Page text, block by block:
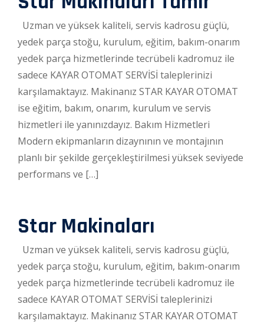
Uzman ve yüksek kaliteli, servis kadrosu güçlü,
yedek parça stoğu, kurulum, eğitim, bakım-onarım
yedek parça hizmetlerinde tecrübeli kadromuz ile
sadece KAYAR OTOMAT SERVİSİ taleplerinizi
karşılamaktayız. Makinanız STAR KAYAR OTOMAT
ise eğitim, bakım, onarım, kurulum ve servis
hizmetleri ile yanınızdayız. Bakım Hizmetleri
Modern ekipmanların dizaynının ve montajının
planlı bir şekilde gerçekleştirilmesi yüksek seviyede
performans ve […]
Star Makinaları
Uzman ve yüksek kaliteli, servis kadrosu güçlü,
yedek parça stoğu, kurulum, eğitim, bakım-onarım
yedek parça hizmetlerinde tecrübeli kadromuz ile
sadece KAYAR OTOMAT SERVİSİ taleplerinizi
karşılamaktayız. Makinanız STAR KAYAR OTOMAT